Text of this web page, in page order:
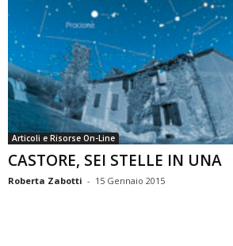
Articoli e Risorse On-Line
CASTORE, SEI STELLE IN UNA
Roberta Zabotti - 15 Gennaio 2015